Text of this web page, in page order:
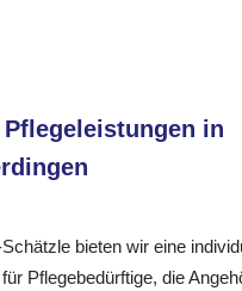
Pflegeleistungen in
bieten wir eine
Pflegebedürftige, die